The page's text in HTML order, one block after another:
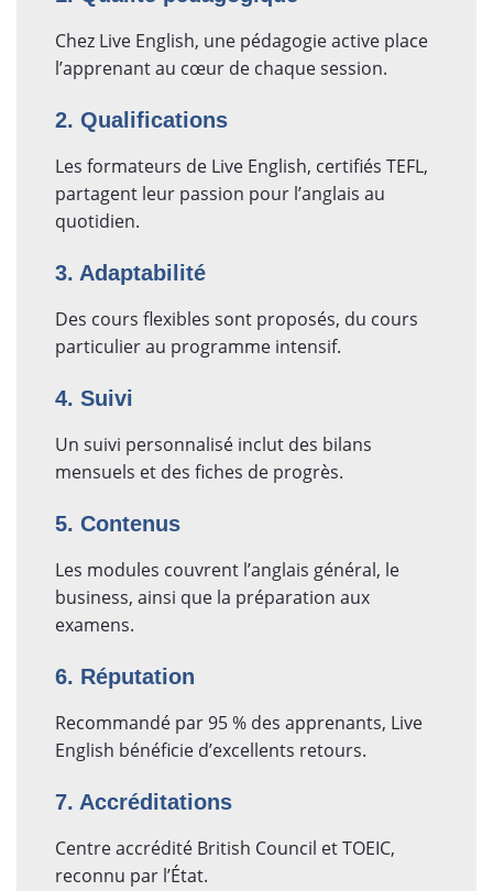
Chez Live English, une pédagogie active place
l’apprenant au cœur de chaque session.
2. Qualifications
Les formateurs de Live English, certifiés TEFL,
partagent leur passion pour l’anglais au
quotidien.
3. Adaptabilité
Des cours flexibles sont proposés, du cours
particulier au programme intensif.
4. Suivi
Un suivi personnalisé inclut des bilans
mensuels et des fiches de progrès.
5. Contenus
Les modules couvrent l’anglais général, le
business, ainsi que la préparation aux
examens.
6. Réputation
Recommandé par 95 % des apprenants, Live
English bénéficie d’excellents retours.
7. Accréditations
Centre accrédité British Council et TOEIC,
reconnu par l’État.